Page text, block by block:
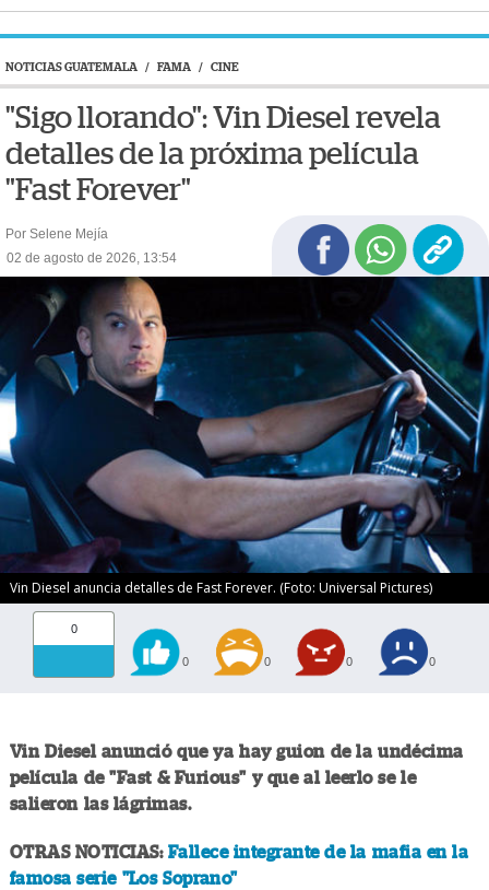
NOTICIAS GUATEMALA / FAMA / CINE
"Sigo llorando": Vin Diesel revela
detalles de la próxima película
"Fast Forever"
Por Selene Mejía
02 de agosto de 2026, 13:54
Vin Diesel anuncia detalles de Fast Forever. (Foto: Universal Pictures)
0
0 0 0 0
Vin Diesel anunció que ya hay guion de la undécima
película de "Fast & Furious" y que al leerlo se le
salieron las lágrimas.
OTRAS NOTICIAS: Fallece integrante de la mafia en la
famosa serie "Los Soprano"